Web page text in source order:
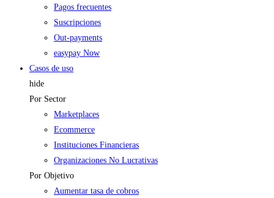
Pagos frecuentes
Suscripciones
Out-payments
easypay Now
Casos de uso
hide
Por Sector
Marketplaces
Ecommerce
Instituciones Financieras
Organizaciones No Lucrativas
Por Objetivo
Aumentar tasa de cobros